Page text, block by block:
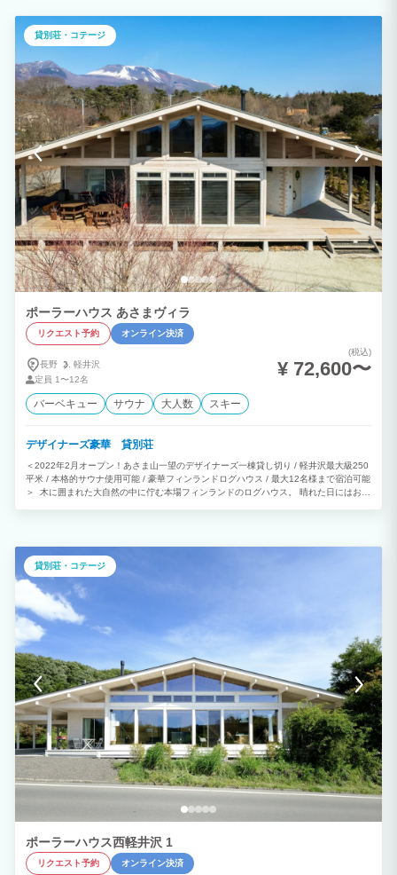
りから感じる自然の香り、木の波動、南向きの日差し、木のぬくもりを全身で感じる。
まさに木は生きていると感じる瞬間である。 ちょっと寒いと思ったときにつける薪ス
トーブ。 なかなか都会では味わえない炎の温かさ！ 見ているだけで時が流れる。 そん
るかもしれません。 そもそもカナディアンログハウスって？ まず特徴は森から刈りだ
した木を丸太にハンドカットし、積み上げていく方式をとっていること。 他のログハ
ウスとの違いはなんでしょうか。 木にこだわりがあるのです！ 「木の王様」と呼ばれ
るカナダ産 【イエローシーダー】の直径500㎜の丸太、天井や壁、階段、窓には「木
の女王」【ウエスタンレッドシーダー】を使用していることなのです。 迫力のあるカ
ナディアンハウスぜひ一生の思い出に、気の合った仲間と過ごしていただきたいログハ
ウスです。
貸別荘・コテージ
ポーラーハウス あさまヴィラ
リクエスト予約 オンライン決済
長野
軽井沢
定員 1〜12名
(税込)
¥ 72,600〜
バーベキュー サウナ 大人数 スキー
デザイナーズ豪華 貸別荘
＜2022年2月オープン！あさま山一望のデザイナーズ一棟貸し切り / 軽井沢最大級250
平米 / 本格的サウナ使用可能 / 豪華フィンランドログハウス / 最大12名様まで宿泊可能
＞ 木に囲まれた大自然の中に佇む本場フィンランドのログハウス。 晴れた日にはお庭
ただけます。(13名様以上24名様以下でご利用のお客様はポーラーリゾートの別の建物
へ） 別棟には薪ストーブを使った本格的サウナを設置。 春は快適な気温で過ごしやす
く、夏は新緑、秋は紅葉を感じ、冬は雪で覆われた美しい景色を眺めることができま
す。 表のウッドデッキでは中央アルプスを見ながらBBQを楽しんだり、 リビング・
ダイニングルーム・テラスや屋外のサウナルームからは浅間山を眺めながら団らんでき
る最高のロケーション。 あさまヴィラでは希少な「木の女王」と呼ばれているウェス
タンレッドシーダーという木材を全面に使用しております。 アイランドキッチンを完
備しており、バルミューダのトースターで焼いたパンは最高においしいです！ ソファ
ーからは100インチ巨大スクリーンで映画鑑賞をし至福の時間を堪能できます。 一度
ポーラーリゾートに宿泊していただいた方も、初めてポーラーリゾートにお泊りになる
方にも満足していただけると思います。 ポーラー史上最もおしゃれで上質な空間、あ
さまヴィラで思い出を作りませんか。
貸別荘・コテージ
ポーラーハウス西軽井沢 1
リクエスト予約 オンライン決済